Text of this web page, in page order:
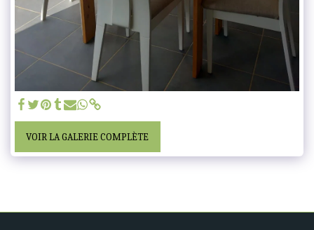
VOIR LA GALERIE COMPLÈTE